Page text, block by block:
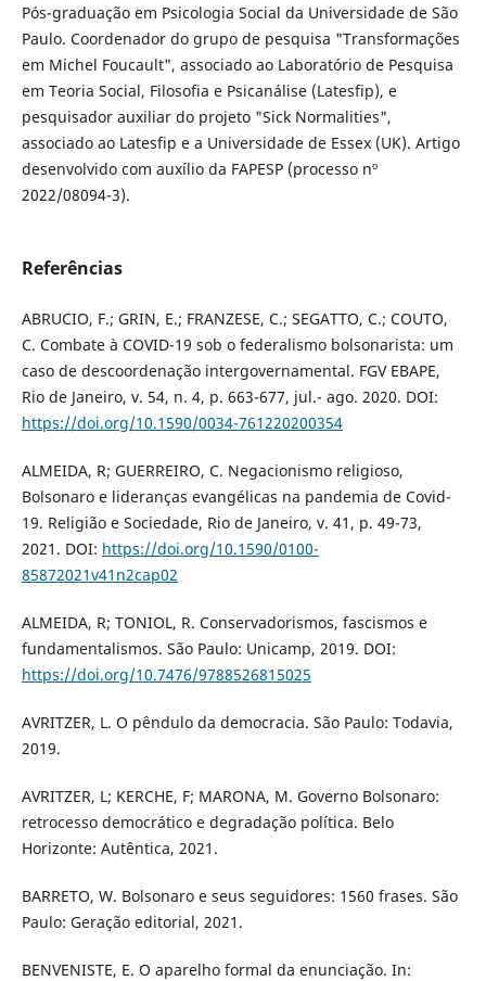
Pós-graduação em Psicologia Social da Universidade de São
Paulo. Coordenador do grupo de pesquisa "Transformações
em Michel Foucault", associado ao Laboratório de Pesquisa
em Teoria Social, Filosofia e Psicanálise (Latesfip), e
pesquisador auxiliar do projeto "Sick Normalities",
associado ao Latesfip e a Universidade de Essex (UK). Artigo
desenvolvido com auxílio da FAPESP (processo nº
2022/08094-3).
Referências
ABRUCIO, F.; GRIN, E.; FRANZESE, C.; SEGATTO, C.; COUTO,
C. Combate à COVID-19 sob o federalismo bolsonarista: um
caso de descoordenação intergovernamental. FGV EBAPE,
Rio de Janeiro, v. 54, n. 4, p. 663-677, jul.- ago. 2020. DOI:
https://doi.org/10.1590/0034-761220200354
ALMEIDA, R; GUERREIRO, C. Negacionismo religioso,
Bolsonaro e lideranças evangélicas na pandemia de Covid-
19. Religião e Sociedade, Rio de Janeiro, v. 41, p. 49-73,
2021. DOI: https://doi.org/10.1590/0100-
85872021v41n2cap02
ALMEIDA, R; TONIOL, R. Conservadorismos, fascismos e
fundamentalismos. São Paulo: Unicamp, 2019. DOI:
https://doi.org/10.7476/9788526815025
AVRITZER, L. O pêndulo da democracia. São Paulo: Todavia,
2019.
AVRITZER, L; KERCHE, F; MARONA, M. Governo Bolsonaro:
retrocesso democrático e degradação política. Belo
Horizonte: Autêntica, 2021.
BARRETO, W. Bolsonaro e seus seguidores: 1560 frases. São
Paulo: Geração editorial, 2021.
BENVENISTE, E. O aparelho formal da enunciação. In: